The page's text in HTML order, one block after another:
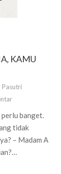
KAMU
Pasutri
banget.
tidak
– Madam A